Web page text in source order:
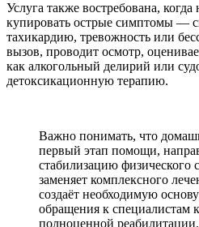
Услуга также востребована,
купировать острые симптомы —
тахикардию, тревожность или
вызов, проводит осмотр,
как алкогольный делирий или
детоксикационную терапию.
Важно понимать, что
первый этап помощи,
стабилизацию физического
заменяет комплексного
создаёт необходимую
обращения к специалистам
полноценной реабилитации.